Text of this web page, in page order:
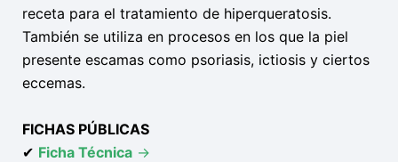
receta para el tratamiento de hiperqueratosis.
También se utiliza en procesos en los que la piel
presente escamas como psoriasis, ictiosis y ciertos
eccemas.
FICHAS PÚBLICAS
✔ Ficha Técnica →